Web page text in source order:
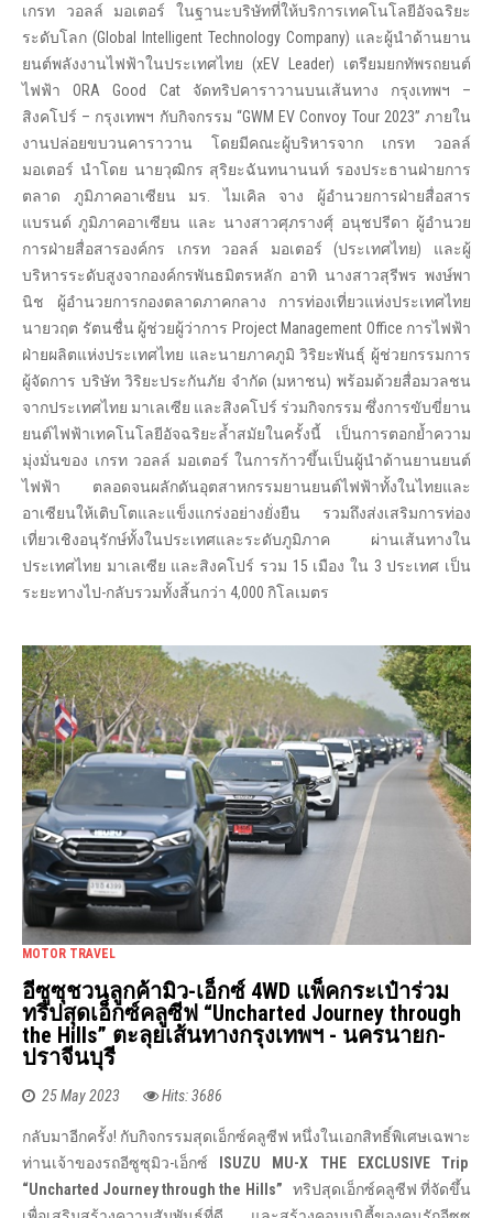
เกรท วอลล์ มอเตอร์ ในฐานะบริษัทที่ให้บริการเทคโนโลยีอัจฉริยะ
ระดับโลก (Global Intelligent Technology Company) และผู้นำด้านยาน
ยนต์พลังงานไฟฟ้าในประเทศไทย (xEV Leader) เตรียมยกทัพรถยนต์
ไฟฟ้า ORA Good Cat จัดทริปคาราวานบนเส้นทาง กรุงเทพฯ –
สิงคโปร์ – กรุงเทพฯ กับกิจกรรม “GWM EV Convoy Tour 2023” ภายใน
งานปล่อยขบวนคาราวาน โดยมีคณะผู้บริหารจาก เกรท วอลล์
มอเตอร์ นำโดย นายวุฒิกร สุริยะฉันทนานนท์ รองประธานฝ่ายการ
ตลาด ภูมิภาคอาเซียน มร. ไมเคิล จาง ผู้อำนวยการฝ่ายสื่อสาร
แบรนด์ ภูมิภาคอาเซียน และ นางสาวศุภรางศุ์ อนุชปรีดา ผู้อำนวย
การฝ่ายสื่อสารองค์กร เกรท วอลล์ มอเตอร์ (ประเทศไทย) และผู้
บริหารระดับสูงจากองค์กรพันธมิตรหลัก อาทิ นางสาวสุรีพร พงษ์พา
นิช ผู้อำนวยการกองตลาดภาคกลาง การท่องเที่ยวแห่งประเทศไทย
นายวฤต รัตนชื่น ผู้ช่วยผู้ว่าการ Project Management Office การไฟฟ้า
ฝ่ายผลิตแห่งประเทศไทย และนายภาคภูมิ วิริยะพันธุ์ ผู้ช่วยกรรมการ
ผู้จัดการ บริษัท วิริยะประกันภัย จำกัด (มหาชน) พร้อมด้วยสื่อมวลชน
จากประเทศไทย มาเลเซีย และสิงคโปร์ ร่วมกิจกรรม ซึ่งการขับขี่ยาน
ยนต์ไฟฟ้าเทคโนโลยีอัจฉริยะล้ำสมัยในครั้งนี้ เป็นการตอกย้ำความ
มุ่งมั่นของ เกรท วอลล์ มอเตอร์ ในการก้าวขึ้นเป็นผู้นำด้านยานยนต์
ไฟฟ้า ตลอดจนผลักดันอุตสาหกรรมยานยนต์ไฟฟ้าทั้งในไทยและ
อาเซียนให้เติบโตและแข็งแกร่งอย่างยั่งยืน รวมถึงส่งเสริมการท่อง
เที่ยวเชิงอนุรักษ์ทั้งในประเทศและระดับภูมิภาค ผ่านเส้นทางใน
ประเทศไทย มาเลเซีย และสิงคโปร์ รวม 15 เมือง ใน 3 ประเทศ เป็น
ระยะทางไป-กลับรวมทั้งสิ้นกว่า 4,000 กิโลเมตร
MOTOR TRAVEL
อีซูซุชวนลูกค้ามิว-เอ็กซ์ 4WD แพ็คกระเป๋าร่วม
ทริปสุดเอ็กซ์คลูซีฟ “Uncharted Journey through
the Hills” ตะลุยเส้นทางกรุงเทพฯ - นครนายก-
ปราจีนบุรี
25 May 2023 Hits: 3686
กลับมาอีกครั้ง! กับกิจกรรมสุดเอ็กซ์คลูซีฟ หนึ่งในเอกสิทธิ์พิเศษเฉพาะ
ท่านเจ้าของรถอีซูซุมิว-เอ็กซ์ ISUZU MU-X THE EXCLUSIVE Trip
“Uncharted Journey through the Hills” ทริปสุดเอ็กซ์คลูซีฟ ที่จัดขึ้น